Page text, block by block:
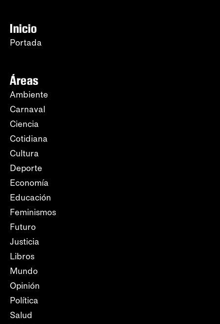
Inicio
Portada
Áreas
Ambiente
Carnaval
Ciencia
Cotidiana
Cultura
Deporte
Economía
Educación
Feminismos
Futuro
Justicia
Libros
Mundo
Opinión
Política
Salud